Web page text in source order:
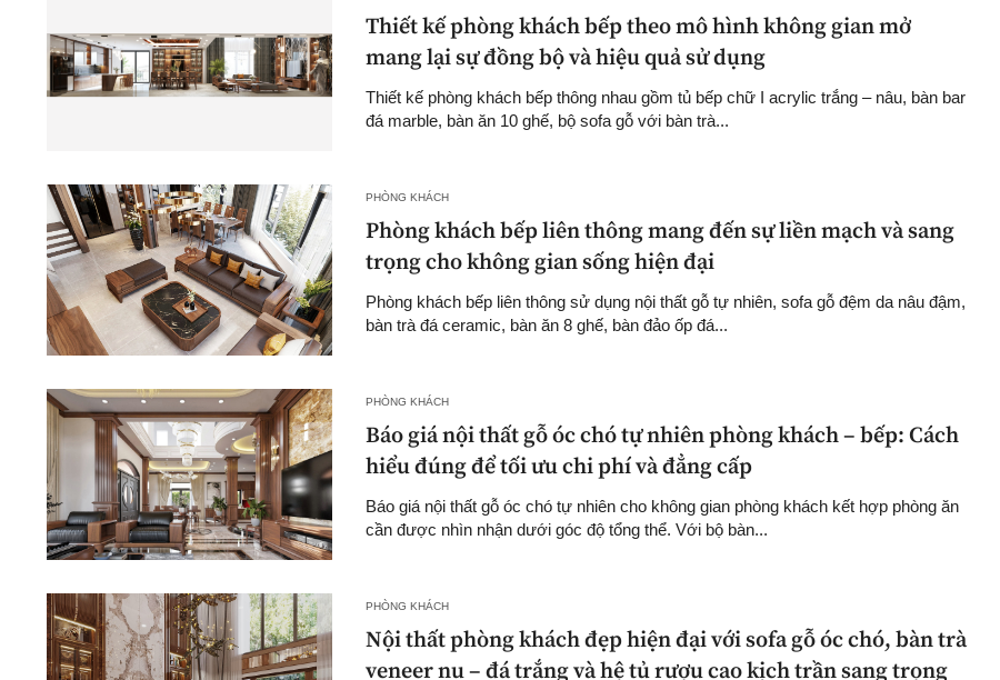
Thiết kế phòng khách bếp theo mô hình không gian mở
mang lại sự đồng bộ và hiệu quả sử dụng
Thiết kế phòng khách bếp thông nhau gồm tủ bếp chữ I acrylic trắng – nâu, bàn bar
đá marble, bàn ăn 10 ghế, bộ sofa gỗ với bàn trà...
PHÒNG KHÁCH
Phòng khách bếp liên thông mang đến sự liền mạch và sang
trọng cho không gian sống hiện đại
Phòng khách bếp liên thông sử dụng nội thất gỗ tự nhiên, sofa gỗ đệm da nâu đậm,
bàn trà đá ceramic, bàn ăn 8 ghế, bàn đảo ốp đá...
PHÒNG KHÁCH
Báo giá nội thất gỗ óc chó tự nhiên phòng khách – bếp: Cách
hiểu đúng để tối ưu chi phí và đẳng cấp
Báo giá nội thất gỗ óc chó tự nhiên cho không gian phòng khách kết hợp phòng ăn
cần được nhìn nhận dưới góc độ tổng thể. Với bộ bàn...
PHÒNG KHÁCH
Nội thất phòng khách đẹp hiện đại với sofa gỗ óc chó, bàn trà
veneer nu – đá trắng và hệ tủ rượu cao kịch trần sang trọng